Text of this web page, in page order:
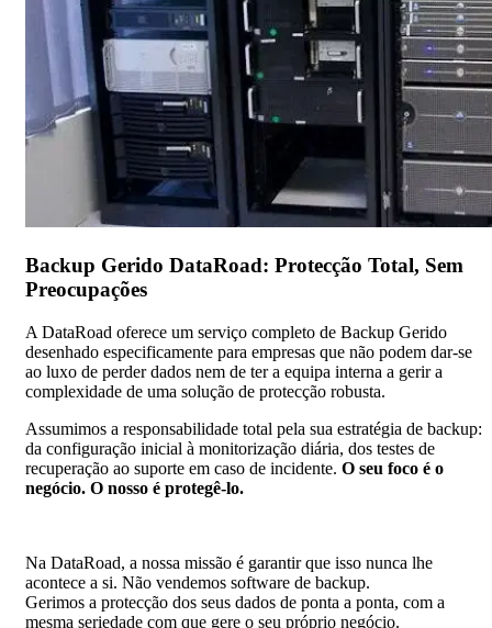
Backup Gerido DataRoad: Protecção Total, Sem
Preocupações
A DataRoad oferece um serviço completo de Backup Gerido
desenhado especificamente para empresas que não podem dar-se
ao luxo de perder dados nem de ter a equipa interna a gerir a
complexidade de uma solução de protecção robusta.
Assumimos a responsabilidade total pela sua estratégia de backup:
da configuração inicial à monitorização diária, dos testes de
recuperação ao suporte em caso de incidente. O seu foco é o
negócio. O nosso é protegê-lo.
Na DataRoad, a nossa missão é garantir que isso nunca lhe
acontece a si. Não vendemos software de backup.
Gerimos a protecção dos seus dados de ponta a ponta, com a
mesma seriedade com que gere o seu próprio negócio.